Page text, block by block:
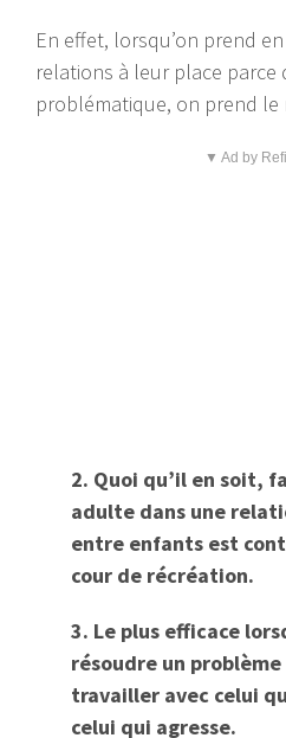
En effet, lorsqu’on prend
relations à leur place parce
problématique, on prend
▼ Ad by
2. Quoi qu’il en soit,
adulte dans une
entre enfants est
cour de récréation.
3. Le plus efficace
résoudre un
travailler avec celui
celui qui agresse.